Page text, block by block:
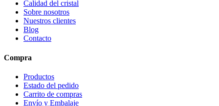
Calidad del cristal
Sobre nosotros
Nuestros clientes
Blog
Contacto
Compra
Productos
Estado del pedido
Carrito de compras
Envío y Embalaje